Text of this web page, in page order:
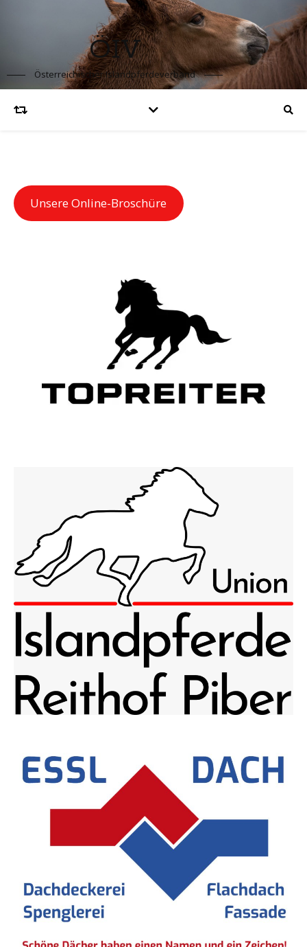
ÖIV
Österreichischer Islandpferdeverband
Unsere Online-Broschüre